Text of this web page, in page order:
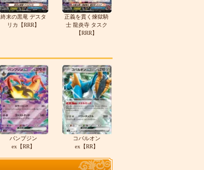
終末の黒竜 デスタ
リカ【RRR】
正義を貫く煉獄騎
士 龍炎寺 タスク
【RRR】
パンプジン
ex【RR】
コバルオン
ex【RR】